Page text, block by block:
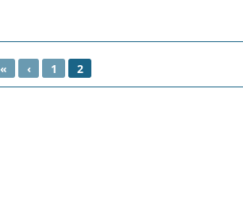
молодших школярів
« ‹ 1 2